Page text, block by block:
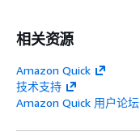
相关资源
Amazon Quick
技术支持
Amazon Quick 用户论坛